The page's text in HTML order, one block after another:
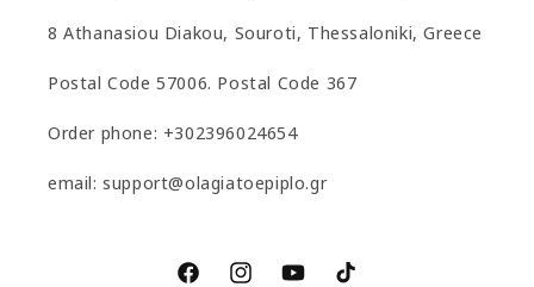
8 Athanasiou Diakou, Souroti, Thessaloniki, Greece
Postal Code 57006. Postal Code 367
Order phone: +302396024654
email: support@olagiatoepiplo.gr